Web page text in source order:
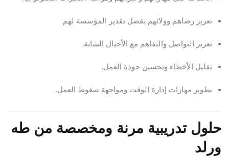
تعزيز رضاهم وولائهم بفضل تقدير المؤسسة لهم.
تعزيز التواصل والتفاهم مع الأجيال الشابة.
تقليل الأخطاء وتحسين جودة العمل.
تطوير مهارات إدارة الوقت ومواجهة ضغوط العمل.
حلول تدريبية مرنة ومخصصة من طه
ورلد